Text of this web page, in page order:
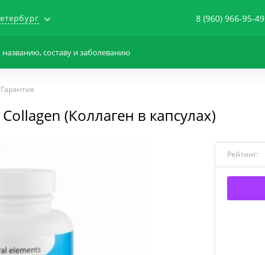
8 (960) 966-95-49
(Коллаген в капсулах)
Рейтинг: